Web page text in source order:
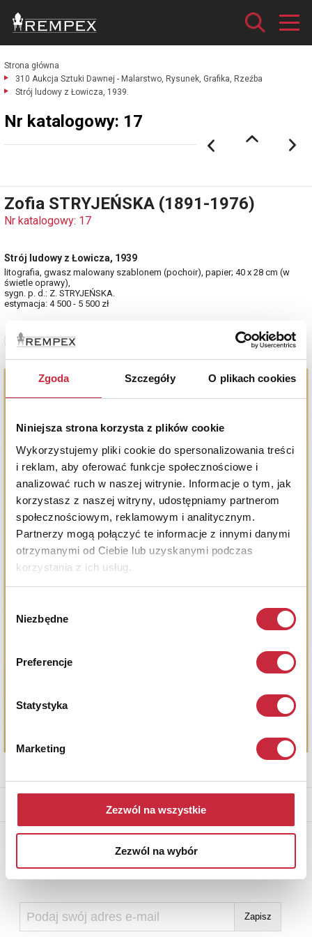
Zgoda Szczegóły O plikach cookies
Niniejsza strona korzysta z plików cookie
Wykorzystujemy pliki cookie do spersonalizowania treści
i reklam, aby oferować funkcje społecznościowe i
analizować ruch w naszej witrynie. Informacje o tym, jak
korzystasz z naszej witryny, udostępniamy partnerom
społecznościowym, reklamowym i analitycznym.
Partnerzy mogą połączyć te informacje z innymi danymi
otrzymanymi od Ciebie lub uzyskanymi podczas
korzystania z ich usług.
zgody
Niezbędne
Preferencje
Statystyka
Marketing
Zezwól na wszystkie
Zezwól na wybór
Strona główna
310 Aukcja Sztuki Dawnej - Malarstwo, Rysunek, Grafika, Rzeźba
Strój ludowy z Łowicza, 1939.
Nr katalogowy: 17
Zofia STRYJEŃSKA (1891-1976)
Nr katalogowy: 17
Strój ludowy z Łowicza, 1939
litografia, gwasz malowany szablonem (pochoir), papier; 40 x 28 cm (w
świetle oprawy),
sygn. p. d.: Z. STRYJEŃSKA.
estymacja: 4 500 - 5 500 zł
Zobacz pełne informacje
* - podlega opłacie DdS (patrz regulamin)